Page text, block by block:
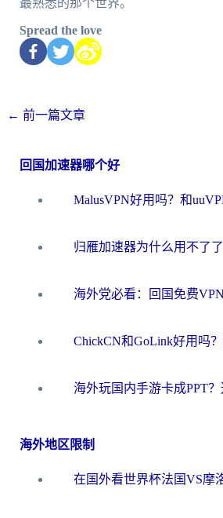
Spread the love
← 前一篇文章
回国加速器哪个好
海外地区限制